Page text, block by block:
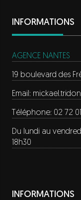
INFORMATIONS
AGENCE NANTES
19 boulevard des
Email:
Téléphone: 02 72
Du lundi au
18h30
INFORMATIONS